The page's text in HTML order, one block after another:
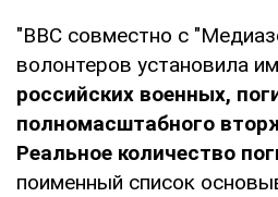
"BBC совместно с
волонтеров установила
российских военных,
полномасштабного
Реальное количество
поименный список